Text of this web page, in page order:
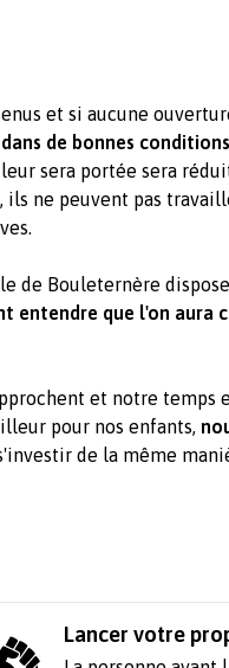
et si aucune
de bonnes
sera portée sera
ils ne peuvent pas
de Bouleternère
entendre que l'on aura
et notre temps
pour nos enfants,
de la même
Lancer votre